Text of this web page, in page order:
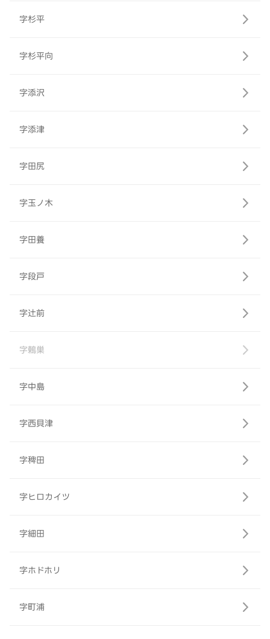
字杉平
字杉平向
字添沢
字添津
字田尻
字玉ノ木
字田養
字段戸
字辻前
字鶇巣
字中島
字西貝津
字稗田
字ヒロカイツ
字細田
字ホドホリ
字町浦